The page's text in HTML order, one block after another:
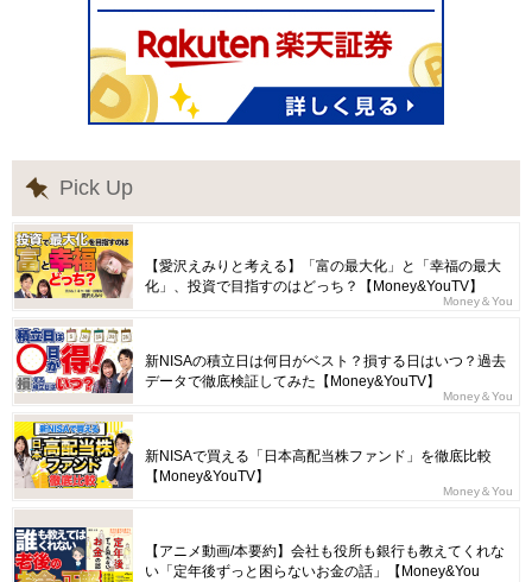
Pick Up
【愛沢えみりと考える】「富の最大化」と「幸福の最大
化」、投資で目指すのはどっち？【Money&YouTV】
Money＆You
新NISAの積立日は何日がベスト？損する日はいつ？過去
データで徹底検証してみた【Money&YouTV】
Money＆You
新NISAで買える「日本高配当株ファンド」を徹底比較
【Money&YouTV】
Money＆You
【アニメ動画/本要約】会社も役所も銀行も教えてくれな
い「定年後ずっと困らないお金の話」【Money&You